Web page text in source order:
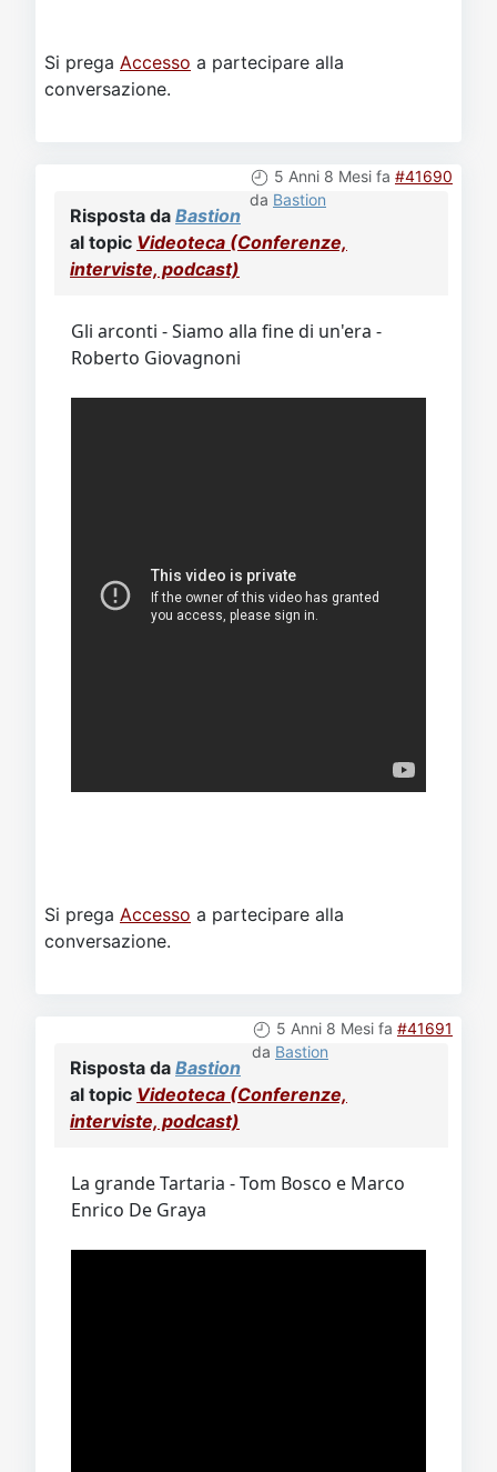
Si prega Accesso a partecipare alla
conversazione.
5 Anni 8 Mesi fa #41690
da Bastion
Risposta da Bastion
al topic Videoteca (Conferenze,
interviste, podcast)
Gli arconti - Siamo alla fine di un'era -
Roberto Giovagnoni
Si prega Accesso a partecipare alla
conversazione.
5 Anni 8 Mesi fa #41691
da Bastion
Risposta da Bastion
al topic Videoteca (Conferenze,
interviste, podcast)
La grande Tartaria - Tom Bosco e Marco
Enrico De Graya